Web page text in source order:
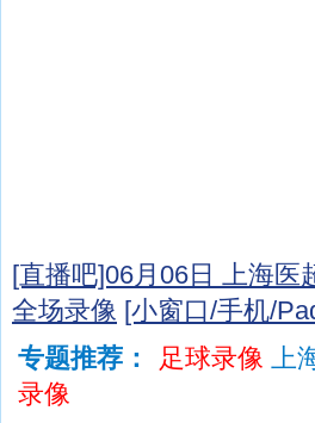
[直播吧]06月06日 上海医
全场录像 [小窗口/手机/
专题推荐：
足球录像 上
录像